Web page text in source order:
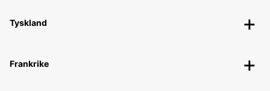
Tyskland
Frankrike